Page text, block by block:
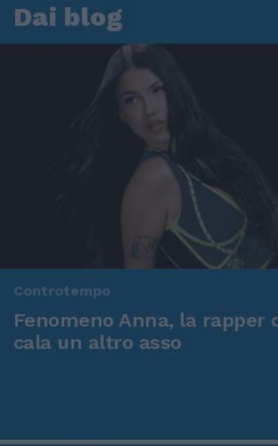
Dai blog
Controtempo
Fenomeno Anna, la rapper
cala un altro asso